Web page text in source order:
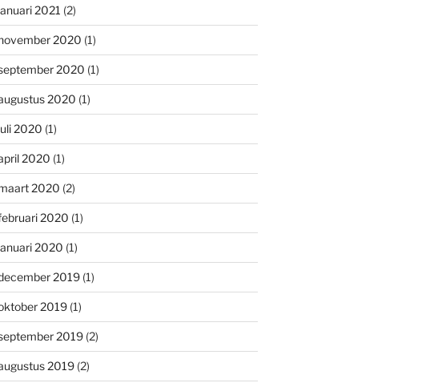
2021 (2)
2020 (1)
2020 (1)
2020 (1)
2020 (1)
2020 (1)
2020 (2)
2020 (1)
2020 (1)
2019(1)
2019(1)
2019(2)
2019(2)